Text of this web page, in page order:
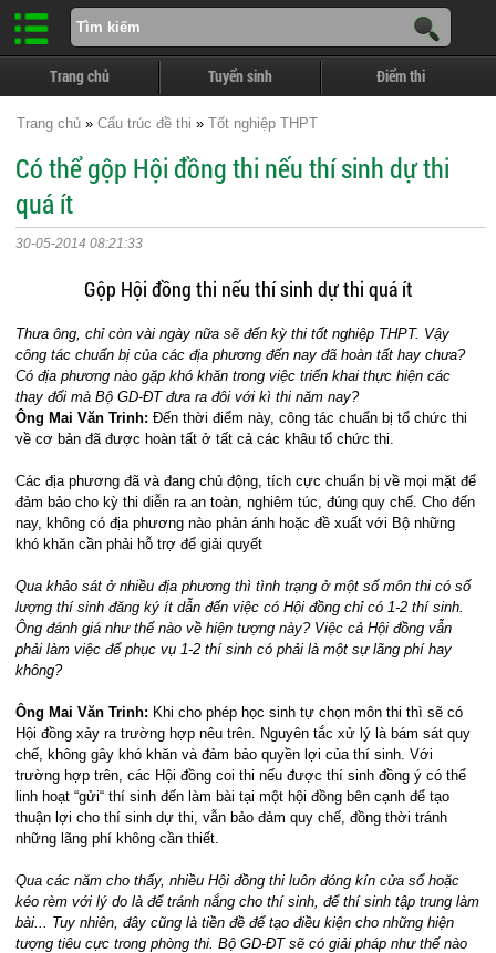
Trang chủ Tuyển sinh Điểm thi
Trang chủ » Cấu trúc đề thi » Tốt nghiệp THPT
Có thể gộp Hội đồng thi nếu thí sinh dự thi
quá ít
30-05-2014 08:21:33
Gộp Hội đồng thi nếu thí sinh dự thi quá ít
Thưa ông, chỉ còn vài ngày nữa sẽ đến kỳ thi tốt nghiệp THPT. Vậy
công tác chuẩn bị của các địa phương đến nay đã hoàn tất hay chưa?
Có địa phương nào gặp khó khăn trong việc triển khai thực hiện các
thay đổi mà Bộ GD-ĐT đưa ra đôi với kì thi năm nay?
Ông Mai Văn Trinh: Đến thời điểm này, công tác chuẩn bị tổ chức thi
về cơ bản đã được hoàn tất ở tất cả các khâu tổ chức thi.
Các địa phương đã và đang chủ động, tích cực chuẩn bị về mọi mặt để
đảm bảo cho kỳ thi diễn ra an toàn, nghiêm túc, đúng quy chế. Cho đến
nay, không có địa phương nào phản ánh hoặc đề xuất với Bộ những
khó khăn cần phải hỗ trợ để giải quyết
Qua khảo sát ở nhiều địa phương thì tình trạng ở một số môn thi có số
lượng thí sinh đăng ký ít dẫn đến việc có Hội đồng chỉ có 1-2 thí sinh.
Ông đánh giá như thế nào về hiện tượng này? Việc cả Hội đồng vẫn
phải làm việc để phục vụ 1-2 thí sinh có phải là một sự lãng phí hay
không?
Ông Mai Văn Trinh: Khi cho phép học sinh tự chọn môn thi thì sẽ có
Hội đồng xảy ra trường hợp nêu trên. Nguyên tắc xử lý là bám sát quy
chế, không gây khó khăn và đảm bảo quyền lợi của thí sinh. Với
trường hợp trên,các Hội đồng coi thi nếu được thí sinh đồng ý có thể
linh hoạt “gửi“ thí sinh đến làm bài tại một hội đồng bên cạnh để tạo
thuận lợi cho thí sinh dự thi, vẫn bảo đảm quy chế, đồng thời tránh
những lãng phí không cần thiết.
Qua các năm cho thấy, nhiều Hội đồng thi luôn đóng kín cửa sổ hoặc
kéo rèm với lý do là để tránh nắng cho thí sinh, để thí sinh tập trung làm
bài... Tuy nhiên, đây cũng là tiền đề để tạo điều kiện cho những hiện
tượng tiêu cực trong phòng thi. Bộ GD-ĐT sẽ có giải pháp như thế nào